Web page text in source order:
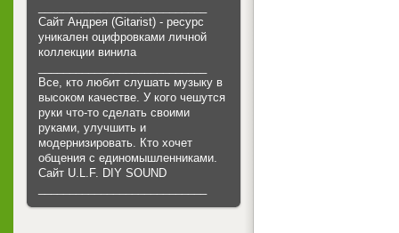
Сайт Андрея (Gitarist) - ресурс
уникален оцифровками личной
коллекции винила
Все, кто любит слушать музыку в
высоком качестве. У кого чешутся
руки что-то сделать своими
руками, улучшить и
модернизировать. Кто хочет
общения с единомышленниками.
Cайт U.L.F. DIY SOUND